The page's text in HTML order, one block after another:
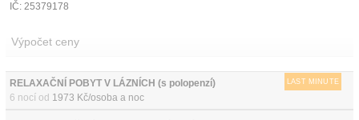
IČ: 25379178
Výpočet ceny
RELAXAČNÍ POBYT V LÁZNÍCH (s polopenzí)
6 nocí od 1973 Kč/osoba a noc
LAST MINUTE